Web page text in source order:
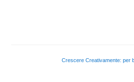
Crescere Creativamente: per